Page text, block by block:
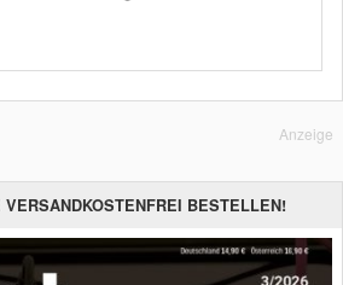
Anzeige
BESTELLEN!